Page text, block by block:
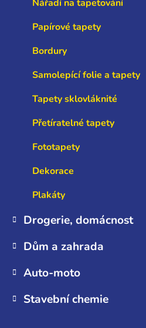
Nářadí na tapetování
Papírové tapety
Bordury
Samolepící folie a tapety
Tapety sklovláknité
Přetíratelné tapety
Fototapety
Dekorace
Plakáty
Drogerie, domácnost
Dům a zahrada
Auto-moto
Stavební chemie